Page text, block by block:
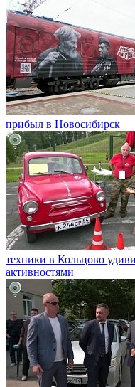
прибыл в Новосибирск
техники в Кольцово
активностями